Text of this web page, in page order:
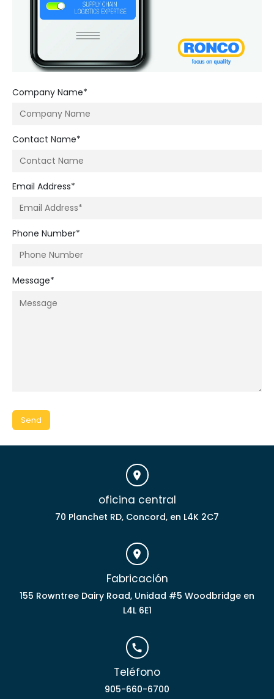
Company Name*
Contact Name*
Email Address*
Phone Number*
Message*
oficina central
70 Planchet RD, Concord, en L4K 2C7
Fabricación
155 Rowntree Dairy Road, Unidad #5 Woodbridge en
L4L 6E1
Teléfono
905-660-6700